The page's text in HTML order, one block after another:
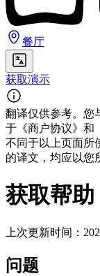
餐厅
获取演示
翻译仅供参考。您
于《商户协议》和
不同于以上页面所
的译文，均应以您
获取帮
上次更新时间：
问题